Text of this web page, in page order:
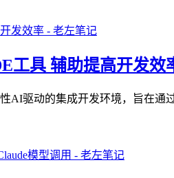
工具 辅助提高开发效
AI驱动的集成开发环境，旨在